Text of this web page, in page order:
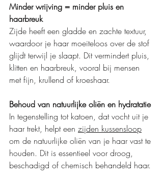
Minder wrijving = minder pluis en
haarbreuk
Zijde heeft een gladde en zachte textuur,
waardoor je haar moeiteloos over de stof
glijdt terwijl je slaapt. Dit vermindert pluis,
klitten en haarbreuk, vooral bij mensen
met fijn, krullend of kroeshaar.
Behoud van natuurlijke oliën en hydratatie
In tegenstelling tot katoen, dat vocht uit je
haar trekt, helpt een zijden kussensloop
om de natuurlijke oliën van je haar vast te
houden. Dit is essentieel voor droog,
beschadigd of chemisch behandeld haar.